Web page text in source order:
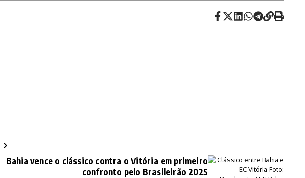
Bahia vence o clássico contra o Vitória em primeiro
confronto pelo Brasileirão 2025